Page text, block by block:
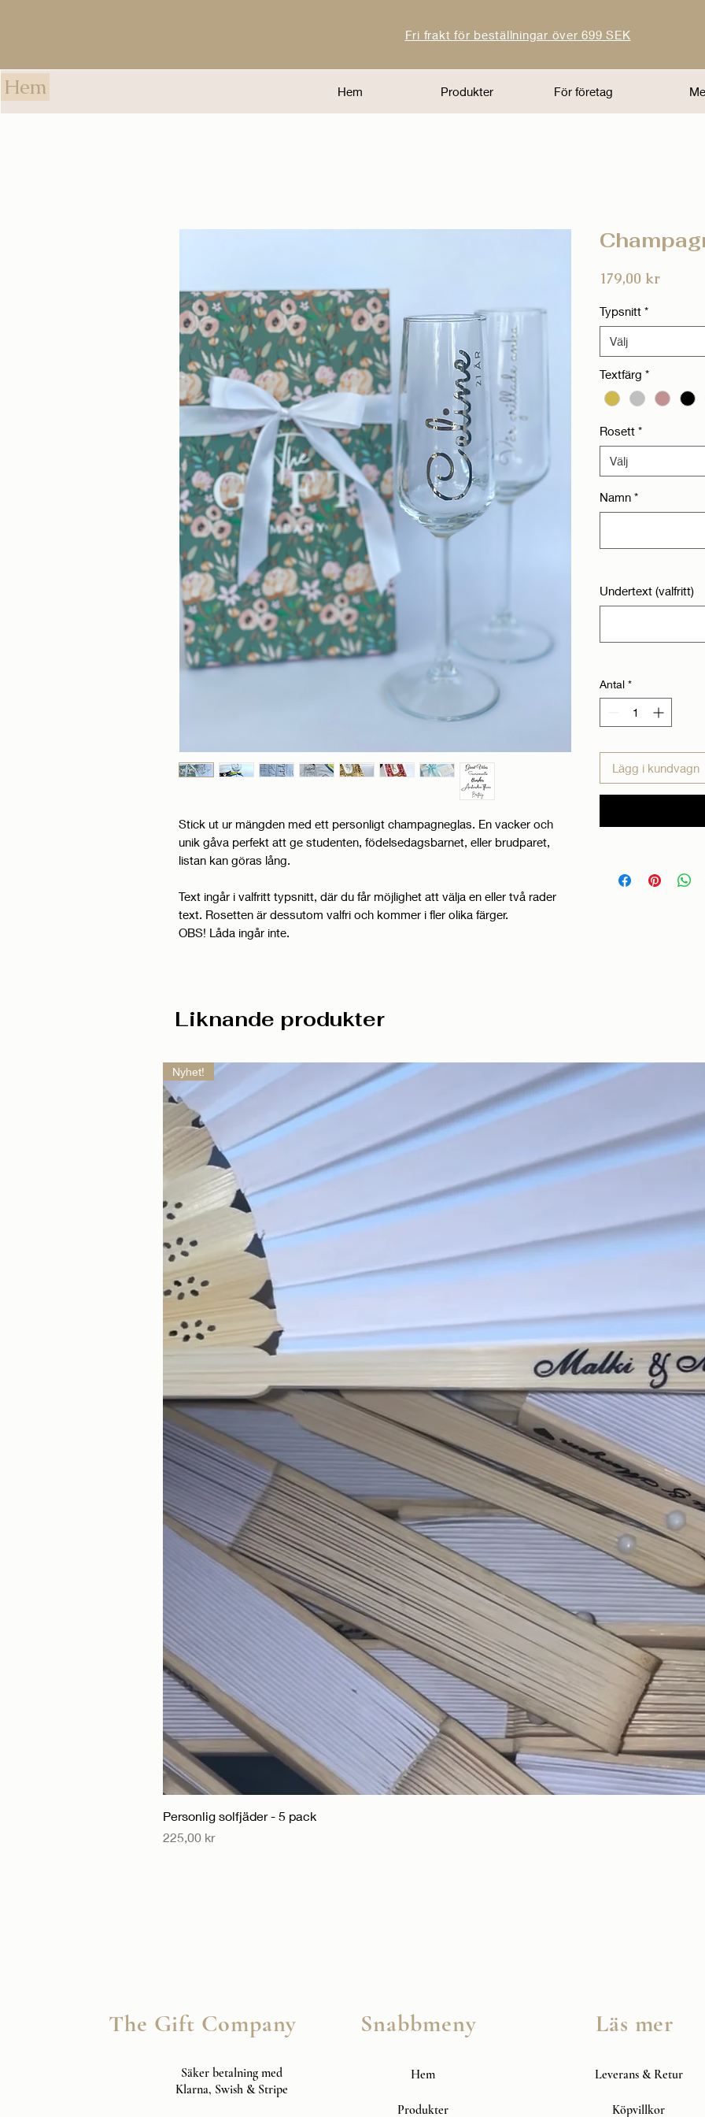
Fri frakt för beställningar över 699 SEK
Hem Hem Produkter För företag
Stick ut ur mängden med ett personligt champagneglas. En vacker och
unik gåva perfekt att ge studenten, födelsedagsbarnet, eller brudparet,
listan kan göras lång.
Text ingår i valfritt typsnitt, där du får möjlighet att välja en eller två rader
text. Rosetten är dessutom valfri och kommer i fler olika färger.
OBS! Låda ingår inte.
179,00 krPris
Typsnitt *
Välj
Textfärg *
Rosett *
Välj
Namn *
Undertext (valfritt)
Antal *
Lägg i kundvagn
Liknande produkter
Nyhet!
Personlig solfjäder - 5 pack
Pris
225,00 kr
The Gift Company
Säker betalning med
Klarna, Swish & Stripe
Snabbmeny
Hem
Produkter
Läs mer
Leverans & Retur
Köpvillkor